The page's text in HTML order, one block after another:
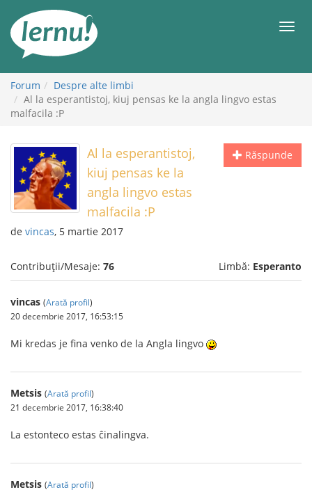
conținut
Forum
Despre alte limbi
Al la esperantistoj, kiuj pensas ke la angla lingvo estas
malfacila :P
Răspunde
Al la esperantistoj,
kiuj pensas ke la
angla lingvo estas
malfacila :P
de vincas, 5 martie 2017
Contribuții/Mesaje: 76 Limbă: Esperanto
vincas (Arată profil)
20 decembrie 2017, 16:53:15
Mi kredas je fina venko de la Angla lingvo
Metsis (Arată profil)
21 decembrie 2017, 16:38:40
La estonteco estas ĉinalingva.
Metsis (Arată profil)